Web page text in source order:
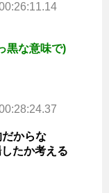
黒な意味で)
からな
たか考える